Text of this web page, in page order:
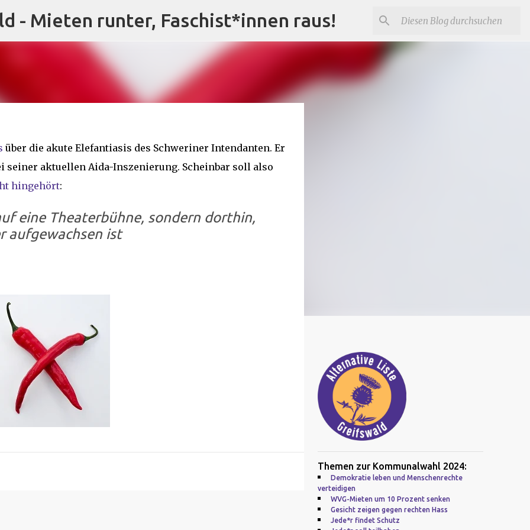
Direkt zum Hauptbereich
- Mieten runter, Faschist*innen raus!
über die akute Elefantiasis des Schweriner Intendanten. Er
seiner aktuellen Aida-Inszenierung. Scheinbar soll also
hingehört:
eine Theaterbühne, sondern dorthin,
aufgewachsen ist
Themen zur Kommunalwahl 2024:
Demokratie leben und Menschenrechte
verteidigen
WVG-Mieten um 10 Prozent senken
Gesicht zeigen gegen rechten Hass
Jede*r findet Schutz